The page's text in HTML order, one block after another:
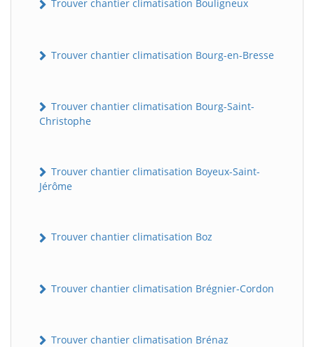
Trouver chantier climatisation Bouligneux
Trouver chantier climatisation Bourg-en-Bresse
Trouver chantier climatisation Bourg-Saint-
Christophe
Trouver chantier climatisation Boyeux-Saint-
Jérôme
Trouver chantier climatisation Boz
Trouver chantier climatisation Brégnier-Cordon
Trouver chantier climatisation Brénaz